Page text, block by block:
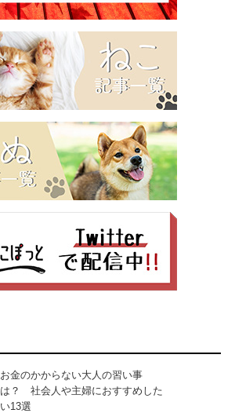
お金のかからない大人の習い事
は？ 社会人や主婦におすすめした
い13選